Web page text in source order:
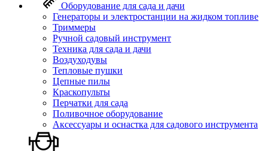
Оборудование для сада и дачи
Генераторы и электростанции на жидком топливе
Триммеры
Ручной садовый инструмент
Техника для сада и дачи
Воздуходувы
Тепловые пушки
Цепные пилы
Краскопульты
Перчатки для сада
Поливочное оборудование
Аксессуары и оснастка для садового инструмента